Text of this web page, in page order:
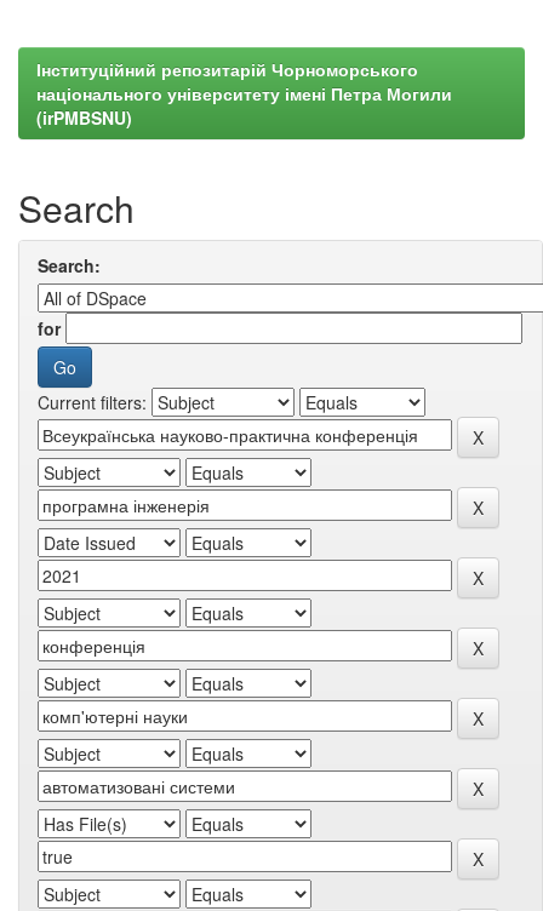
Інституційний репозитарій Чорноморського
національного університету імені Петра Могили
(irPMBSNU)
Search
Search:
for
Current filters: